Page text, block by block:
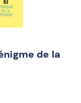
de la